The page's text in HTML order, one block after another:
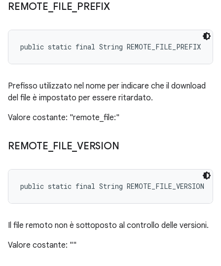
REMOTE FILE PREFIX
public static final String REMOTE_FILE_PREFIX
Prefisso utilizzato nel nome per indicare che il download
del file è impostato per essere ritardato.
Valore costante: "remote_file:"
REMOTE FILE VERSION
public static final String REMOTE_FILE_VERSION
Il file remoto non è sottoposto al controllo delle versioni.
Valore costante: ""